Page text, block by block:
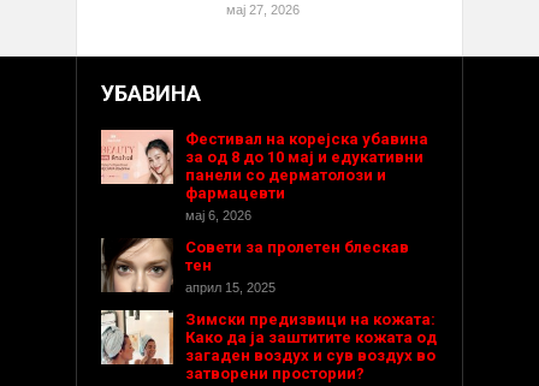
мај 27, 2026
УБАВИНА
Фестивал на корејска убавина
за од 8 до 10 мај и едукативни
панели со дерматолози и
фармацевти
мај 6, 2026
Совети за пролетен блескав
тен
април 15, 2025
Зимски предизвици на кожата:
Како да ја заштитите кожата од
загаден воздух и сув воздух во
затворени простории?